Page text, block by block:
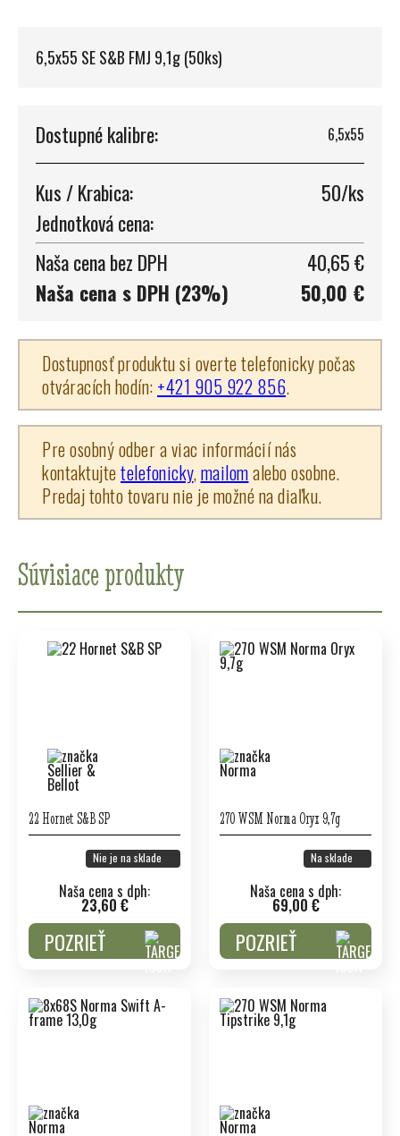
6,5x55 SE S&B FMJ 9,1g (50ks)
Dostupné kalibre: 6,5x55
Kus / Krabica:
50/ks
Jednotková cena:
Naša cena bez DPH
40,65 €
Naša cena s DPH (23%)
50,00 €
Dostupnosť produktu si overte telefonicky počas
otváracích hodín: +421 905 922 856.
Pre osobný odber a viac informácií nás
kontaktujtetelefonicky,mailomalebo osobne.
Predaj tohto tovaru nie je možné na diaľku.
Súvisiace produkty
22 Hornet S&B SP
Nie je na sklade
Naša cena s dph:
23,60 €
POZRIEŤ
270 WSM Norma Oryx 9,7g
Na sklade
Naša cena s dph:
69,00 €
POZRIEŤ